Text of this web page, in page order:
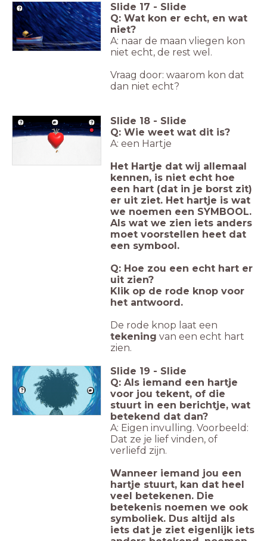
Slide 17 - Slide
Q: Wat kon er echt, en wat
niet?
A: naar de maan vliegen kon
niet echt, de rest wel.
Vraag door: waarom kon dat
dan niet echt?
Slide 18 - Slide
Q: Wie weet wat dit is?
A: een Hartje
Het Hartje dat wij allemaal
kennen, is niet echt hoe
een hart (dat in je borst zit)
er uit ziet. Het hartje is wat
we noemen een SYMBOOL.
Als wat we zien iets anders
moet voorstellen heet dat
een symbool.
Q: Hoe zou een echt hart er
uit zien?
Klik op de rode knop voor
het antwoord.
De rode knop laat een
tekening van een echt hart
zien.
Slide 19 - Slide
Q: Als iemand een hartje
voor jou tekent, of die
stuurt in een berichtje, wat
betekend dat dan?
A: Eigen invulling. Voorbeeld:
Dat ze je lief vinden, of
verliefd zijn.
Wanneer iemand jou een
hartje stuurt, kan dat heel
veel betekenen. Die
betekenis noemen we ook
symboliek. Dus altijd als
iets dat je ziet eigenlijk iets